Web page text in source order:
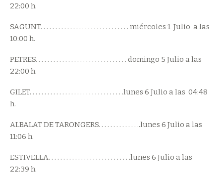
22:00 h.
SAGUNT. . . . . . . . . . . . . . . . . . . . . . . . . . . . . . miércoles 1 Julio a las
10:00 h.
PETRES. . . . . . . . . . . . . . . . . . . . . . . . . . . . . . . domingo 5 Julio a las
22:00 h.
GILET. . . . . . . . . . . . . . . . . . . . . . . . . . . . . . . .lunes 6 Julio a las 04:48
h.
ALBALAT DE TARONGERS. . . . . . . . . . . . . ..lunes 6 Julio a las
11:06 h.
ESTIVELLA. . . . . . . . . . . . . . . . . . . . . . . . . . . .lunes 6 Julio a las
22:39 h.